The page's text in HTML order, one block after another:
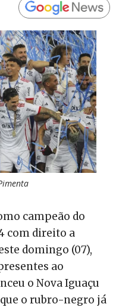
campeão do
com direito a
domingo (07),
ao
o Nova Iguaçu
o rubro-negro já